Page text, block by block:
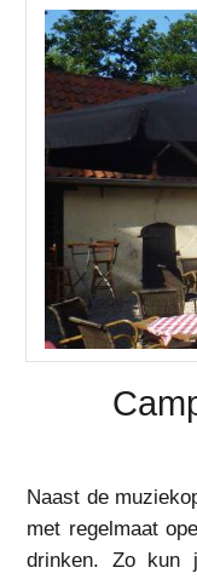
Naast de
met regelmaat
drinken. Zo kun